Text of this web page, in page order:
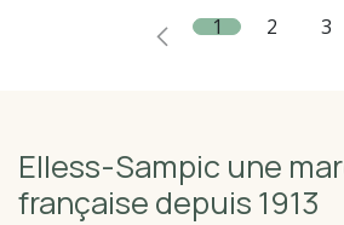
1 2 3
Elless-Sampic une
française depuis 1913